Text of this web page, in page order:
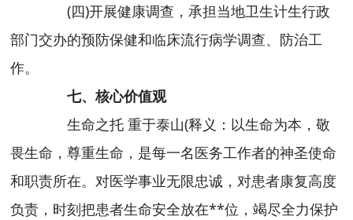
(四)开展健康调查，承担当地卫生计生行政
部门交办的预防保健和临床流行病学调查、防治工
作。
七、核心价值观
生命之托 重于泰山(释义：以生命为本，敬
畏生命，尊重生命，是每一名医务工作者的神圣使命
和职责所在。对医学事业无限忠诚，对患者康复高度
负责，时刻把患者生命安全放在**位，竭尽全力保护